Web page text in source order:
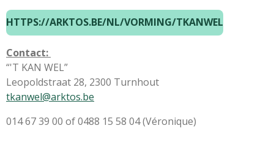
HTTPS://ARKTOS.BE/NL/VORMING/TKANWEL
Contact:
“'T KAN WEL”
Leopoldstraat 28, 2300 Turnhout
tkanwel@arktos.be
014 67 39 00 of 0488 15 58 04‬ (Véronique)